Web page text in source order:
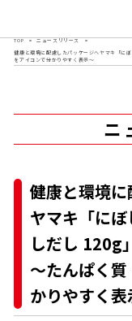
商品情報
ヤマキ『めんつゆ
レシピ
おいしいレシピを探す
おいしいレシピト
主食レシピ
かつお節・だしを知る
だしの取り方
CM・キャンペーン
キャンペーン一覧
企業・採用情報
企業情報
お問い合わせ
TOP
ニュースリリース
健康と環境に配慮したパッケージへヤマキ「に
をアイコンで分かりやすく表示～
ニ
健康と環境
ヤマキ「に
しだし 120g
～たんぱく
かりやすく表